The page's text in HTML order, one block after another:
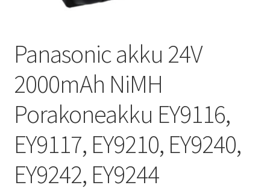
Panasonic akku 24V
2000mAh NiMH
Porakoneakku EY9116,
EY9117, EY9210, EY9240,
EY9242, EY9244